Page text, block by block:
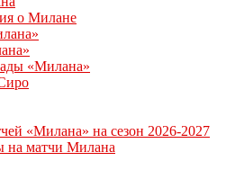
о Милане
«Милана»
«Милана» на сезон 2026-2027
на матчи Милана